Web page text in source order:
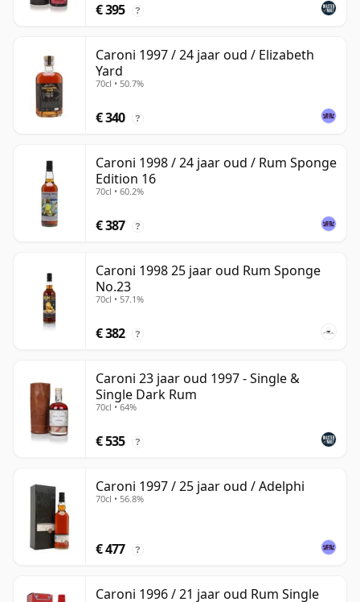
€ 395 ?
Caroni 1997 / 24 jaar oud / Elizabeth
Yard
70cl • 50.7%
€ 340 ?
Caroni 1998 / 24 jaar oud / Rum Sponge
Edition 16
70cl • 60.2%
€ 387 ?
Caroni 1998 25 jaar oud Rum Sponge
No.23
70cl • 57.1%
€ 382 ?
Caroni 23 jaar oud 1997 - Single &
Single Dark Rum
70cl • 64%
€ 535 ?
Caroni 1997 / 25 jaar oud / Adelphi
70cl • 56.8%
€ 477 ?
Caroni 1996 / 21 jaar oud Rum Single